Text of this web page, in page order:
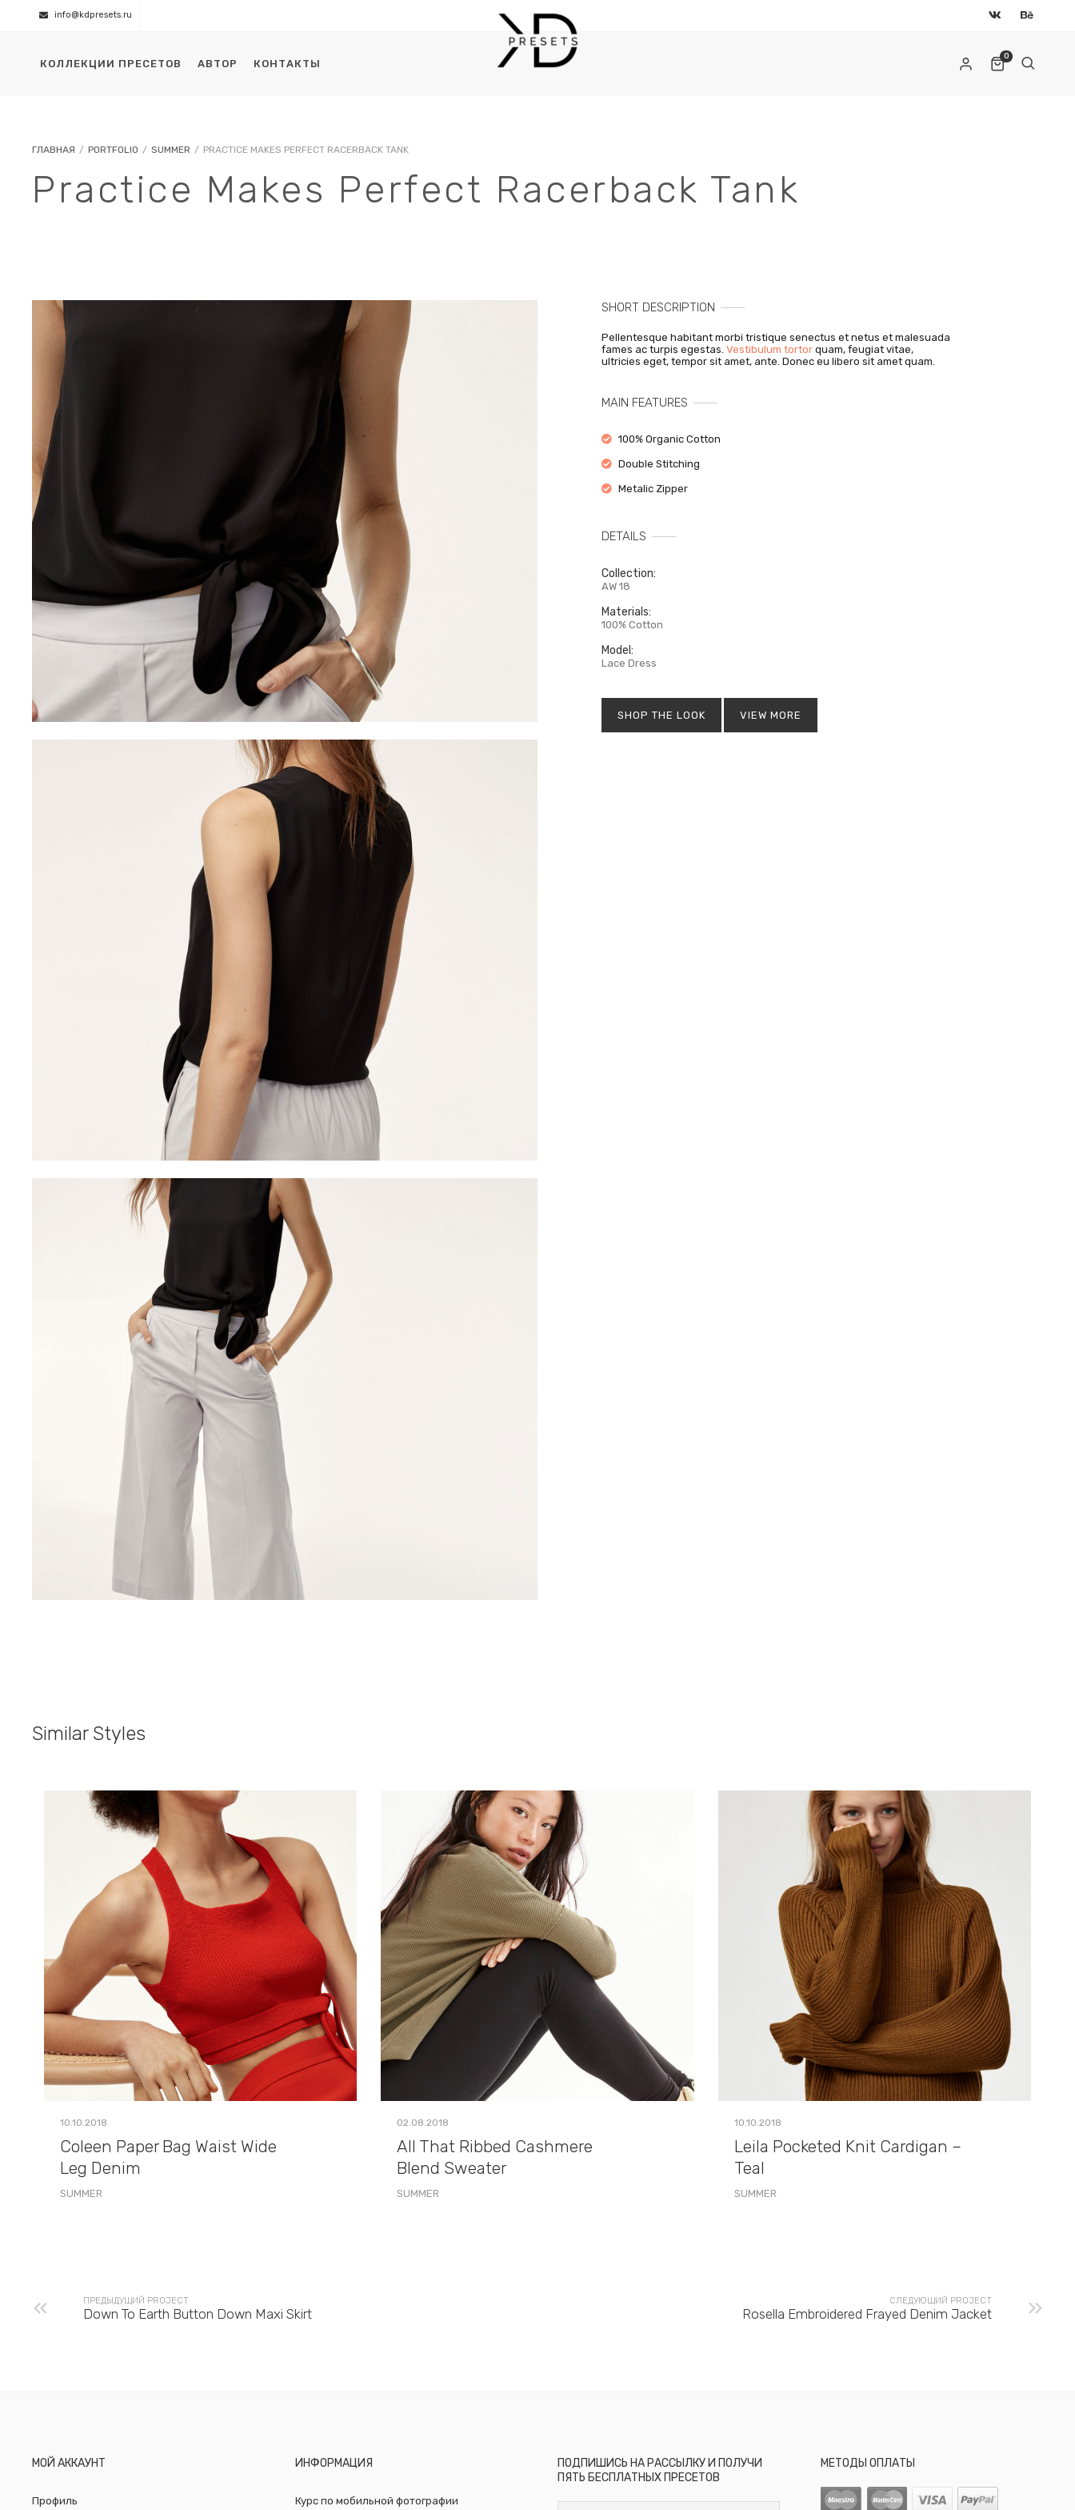
info@kdpresets.ru
0
ЗАПОМНИТЬ МЕНЯ
отправлена ​​на ваш адрес электронной почты.
Ваши персональные данные будут использоваться только
для обработки вашего заказа, поддержки вашей работы
конфиденциальности
КОЛЛЕКЦИИ ПРЕСЕТОВ АВТОР КОНТАКТЫ
ГЛАВНАЯ / PORTFOLIO / SUMMER / PRACTICE MAKES PERFECT RACERBACK TANK
Practice Makes Perfect Racerback Tank
SHORT DESCRIPTION
Pellentesque habitant morbi tristique senectus et netus et malesuada
fames ac turpis egestas. Vestibulum tortor quam, feugiat vitae,
ultricies eget, tempor sit amet, ante. Donec eu libero sit amet quam.
MAIN FEATURES
100% Organic Cotton
Double Stitching
Metalic Zipper
DETAILS
Collection:
AW 18
Materials:
100% Cotton
Model:
Lace Dress
SHOP THE LOOK VIEW MORE
Similar Styles
10.10.2018
Coleen Paper Bag Waist Wide
Leg Denim
SUMMER
02.08.2018
All That Ribbed Cashmere
Blend Sweater
SUMMER
10.10.2018
Leila Pocketed Knit Cardigan –
Teal
SUMMER
ПРЕДЫДУЩИЙ PROJECT
Down To Earth Button Down Maxi Skirt
СЛЕДУЮЩИЙ PROJECT
Rosella Embroidered Frayed Denim Jacket
МОЙ АККАУНТ
Профиль
ИНФОРМАЦИЯ
Курс по мобильной фотографии
ПОДПИШИСЬ НА РАССЫЛКУ И ПОЛУЧИ
ПЯТЬ БЕСПЛАТНЫХ ПРЕСЕТОВ
МЕТОДЫ ОПЛАТЫ